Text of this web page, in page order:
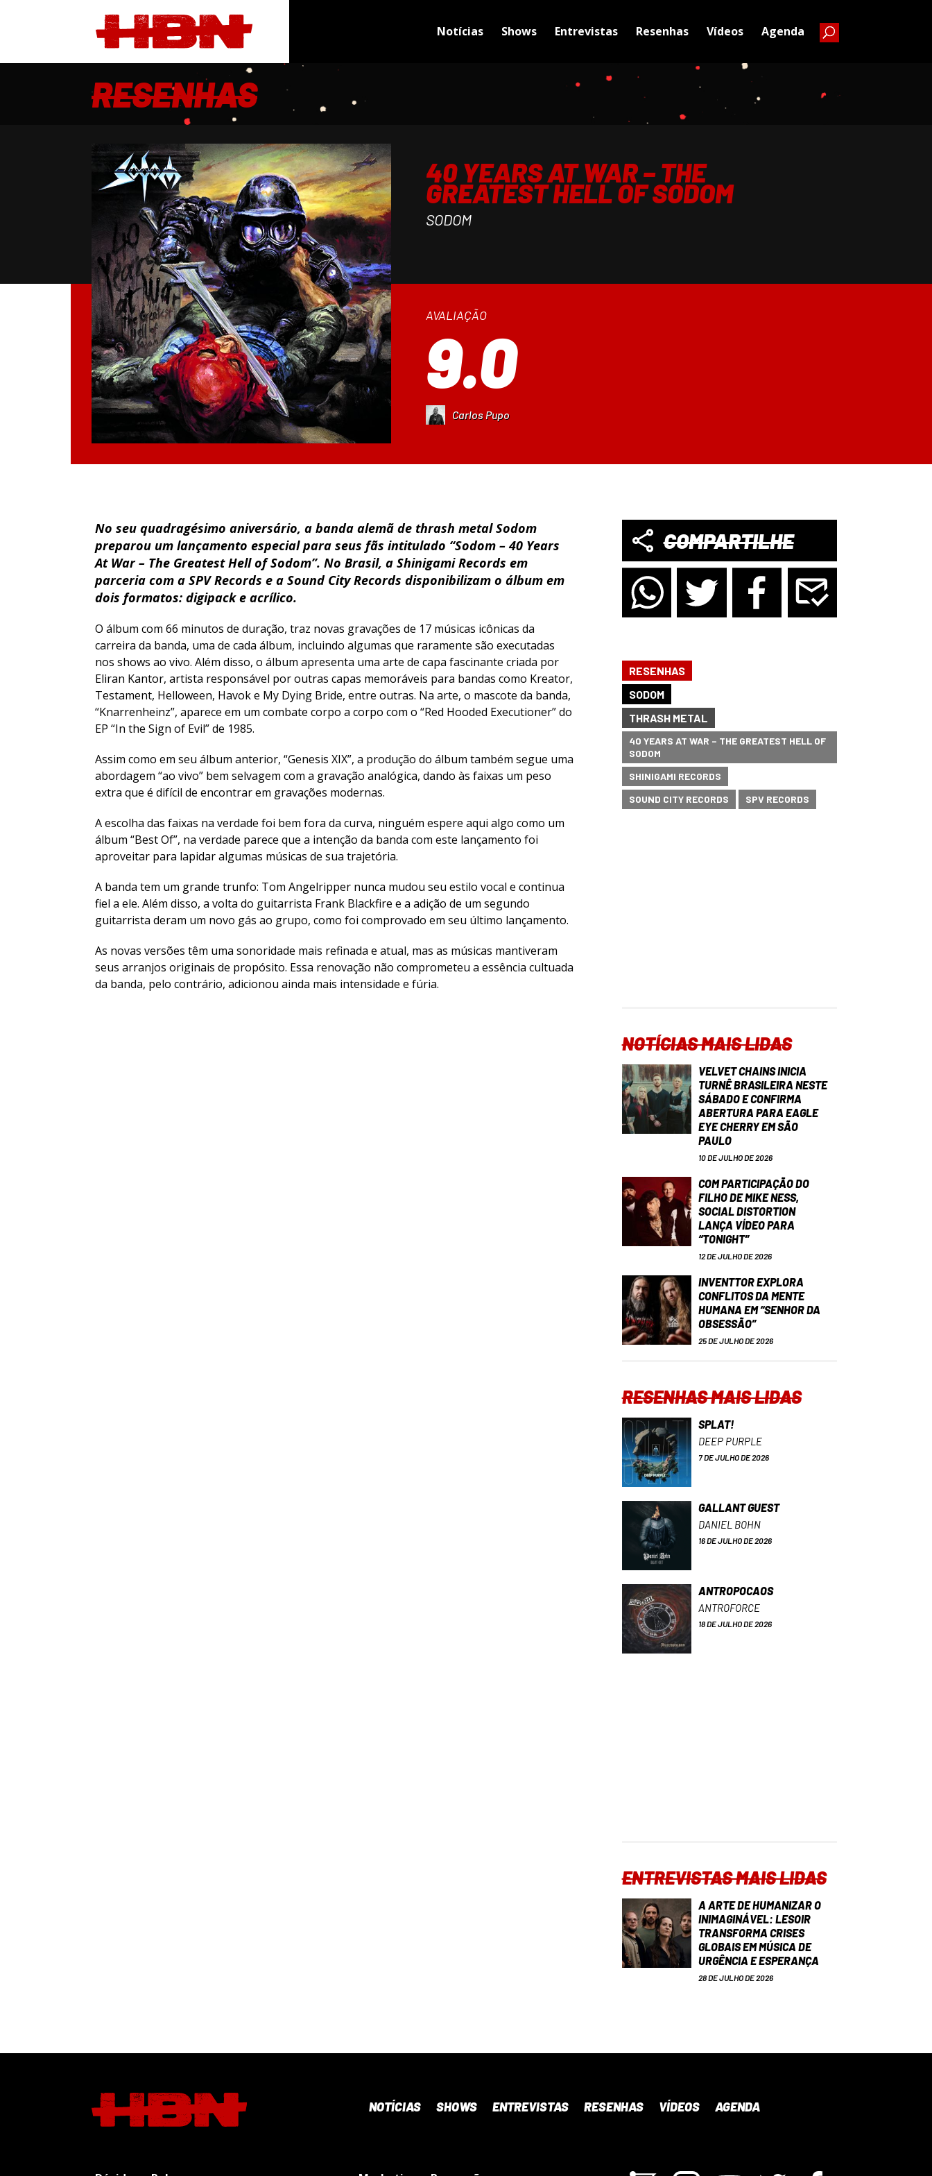
Notícias Shows Entrevistas Resenhas Vídeos Agenda
RESENHAS
40 YEARS AT WAR – THE
GREATEST HELL OF SODOM
SODOM
AVALIAÇÃO
9.0
Carlos Pupo
No seu quadragésimo aniversário, a banda alemã de thrash metal Sodom
preparou um lançamento especial para seus fãs intitulado “Sodom – 40 Years
At War – The Greatest Hell of Sodom”. No Brasil, a Shinigami Records em
parceria com a SPV Records e a Sound City Records disponibilizam o álbum em
dois formatos: digipack e acrílico.
O álbum com 66 minutos de duração, traz novas gravações de 17 músicas icônicas da
carreira da banda, uma de cada álbum, incluindo algumas que raramente são executadas
nos shows ao vivo. Além disso, o álbum apresenta uma arte de capa fascinante criada por
Eliran Kantor, artista responsável por outras capas memoráveis para bandas como Kreator,
Testament, Helloween, Havok e My Dying Bride, entre outras. Na arte, o mascote da banda,
“Knarrenheinz”, aparece em um combate corpo a corpo com o “Red Hooded Executioner” do
EP “In the Sign of Evil” de 1985.
Assim como em seu álbum anterior, “Genesis XIX”, a produção do álbum também segue uma
abordagem “ao vivo” bem selvagem com a gravação analógica, dando às faixas um peso
extra que é difícil de encontrar em gravações modernas.
A escolha das faixas na verdade foi bem fora da curva, ninguém espere aqui algo como um
álbum “Best Of”, na verdade parece que a intenção da banda com este lançamento foi
aproveitar para lapidar algumas músicas de sua trajetória.
A banda tem um grande trunfo: Tom Angelripper nunca mudou seu estilo vocal e continua
fiel a ele. Além disso, a volta do guitarrista Frank Blackfire e a adição de um segundo
guitarrista deram um novo gás ao grupo, como foi comprovado em seu último lançamento.
As novas versões têm uma sonoridade mais refinada e atual, mas as músicas mantiveram
seus arranjos originais de propósito. Essa renovação não comprometeu a essência cultuada
da banda, pelo contrário, adicionou ainda mais intensidade e fúria.
COMPARTILHE
RESENHAS
SODOM
THRASH METAL
40 YEARS AT WAR – THE GREATEST HELL OF
SODOM
SHINIGAMI RECORDS
SOUND CITY RECORDS
SPV RECORDS
NOTÍCIAS MAIS LIDAS
VELVET CHAINS INICIA
TURNÊ BRASILEIRA NESTE
SÁBADO E CONFIRMA
ABERTURA PARA EAGLE
EYE CHERRY EM SÃO
PAULO
10 DE JULHO DE 2026
COM PARTICIPAÇÃO DO
FILHO DE MIKE NESS,
SOCIAL DISTORTION
LANÇA VÍDEO PARA
“TONIGHT”
12 DE JULHO DE 2026
INVENTTOR EXPLORA
CONFLITOS DA MENTE
HUMANA EM “SENHOR DA
OBSESSÃO”
25 DE JULHO DE 2026
RESENHAS MAIS LIDAS
SPLAT!
DEEP PURPLE
7 DE JULHO DE 2026
GALLANT GUEST
DANIEL BOHN
16 DE JULHO DE 2026
ANTROPOCAOS
ANTROFORCE
18 DE JULHO DE 2026
ENTREVISTAS MAIS LIDAS
A ARTE DE HUMANIZAR O
INIMAGINÁVEL: LESOIR
TRANSFORMA CRISES
GLOBAIS EM MÚSICA DE
URGÊNCIA E ESPERANÇA
28 DE JULHO DE 2026
NOTÍCIAS SHOWS ENTREVISTAS RESENHAS VÍDEOS AGENDA